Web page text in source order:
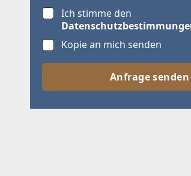
Ich stimme den
Kopie an mich senden
Anfrage senden